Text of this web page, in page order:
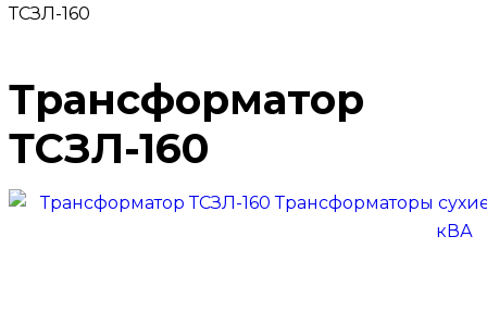
ТСЗЛ-160
Трансформатор
ТСЗЛ-160